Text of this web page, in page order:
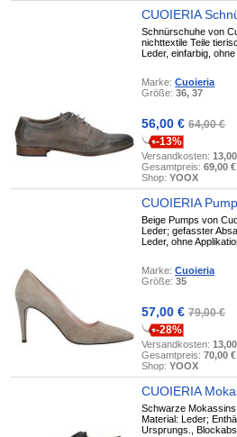
CUOIERIA
Schnürschuhe von
nichttextile Teile
Leder, einfarbig, ohne
Marke:Cuoieria
Größe:36, 37
56,00 €64,00 €
-13%
Versandkosten:
Gesamtpreis:69,00 €
Shop:YOOX
CUOIERIA
Beige Pumps von
Leder; gefasster
Leder, ohne
Marke:Cuoieria
Größe:35
57,00 €79,00 €
-28%
Versandkosten:
Gesamtpreis:70,00 €
Shop:YOOX
CUOIERIA
Schwarze
Material: Leder;
Ursprungs.,